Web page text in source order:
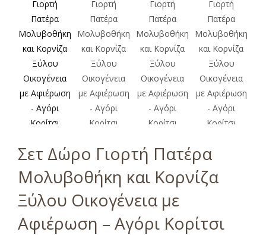
Σετ Δώρο Γιορτή Πατέρα
Μολυβοθήκη και Κορνίζα
Ξύλου Οικογένεια με
Αφιέρωση – Αγόρι Κορίτσι